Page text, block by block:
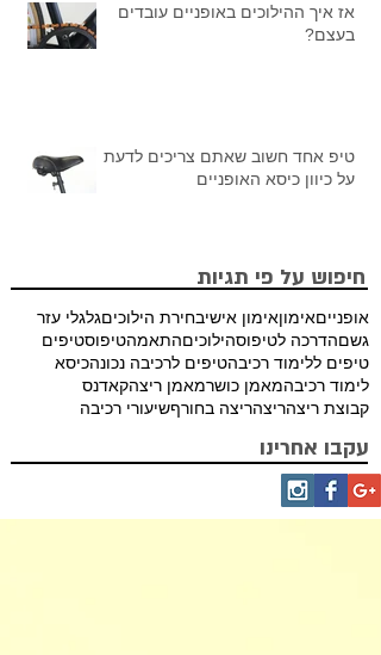
אז איך ההילוכים באופניים עובדים
בעצם?
טיפ אחד חשוב שאתם צריכים לדעת
על כיוון כיסא האופניים
חיפוש על פי תגיות
אופנייםאימוןאימון אישיבחירת הילוכיםגלגלי עזר
גשםהדרכה לטיפוסהילוכיםהתאמהטיפוסטיפים
טיפים ללימוד רכיבהטיפים לרכיבה נכונהכיסא
לימוד רכיבהמאמן כושרמאמן ריצהקאדנס
קבוצת ריצהריצהריצה בחורףשיעורי רכיבה
עקבו אחרינו